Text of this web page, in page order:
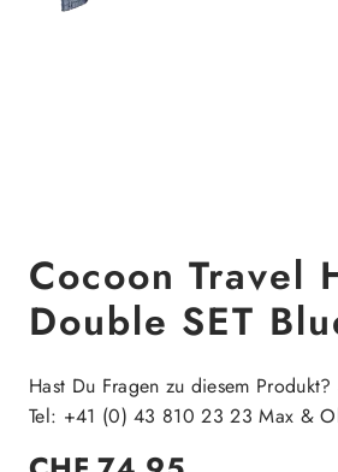
Cocoon Travel
Double SET
Hast Du Fragen zu diesem
Tel: +41 (0) 43 810 23 23 Max &
Regulärer